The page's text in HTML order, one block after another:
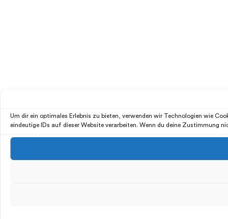
Um dir ein optimales Erlebnis zu bieten, verwenden wir Technologien wie
eindeutige IDs auf dieser Website verarbeiten. Wenn du deine Zustimmung